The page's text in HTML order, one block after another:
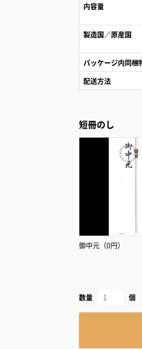
内容量
製造国／原産国
パッケージ内同梱
配送方法
短冊のし
御中元（0円）
数量 個